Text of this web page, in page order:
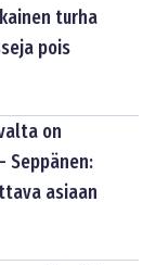
turha
pois
on
asiaan